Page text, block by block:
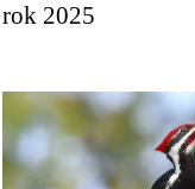
rok 2025